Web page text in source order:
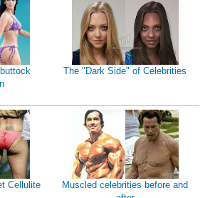
The "Dark Side" of Celebrities
Cellulite
Muscled celebrities before and